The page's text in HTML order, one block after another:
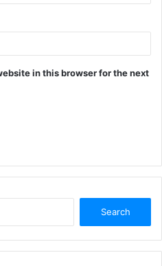
in this browser for the next